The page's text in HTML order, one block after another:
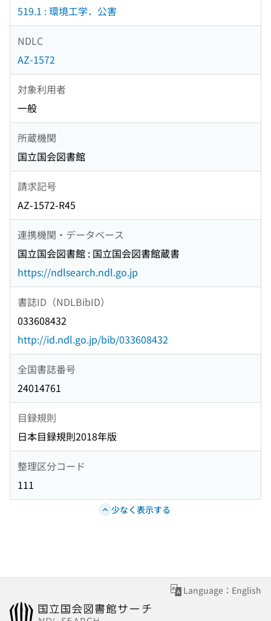
519.1 : 環境工学．公害
NDLC
AZ-1572
対象利用者
一般
所蔵機関
国立国会図書館
請求記号
AZ-1572-R45
連携機関・データベース
国立国会図書館 : 国立国会図書館蔵書
https://ndlsearch.ndl.go.jp
書誌ID（NDLBibID）
033608432
http://id.ndl.go.jp/bib/033608432
全国書誌番号
24014761
目録規則
日本目録規則2018年版
整理区分コード
111
少なく表示する
Language：English